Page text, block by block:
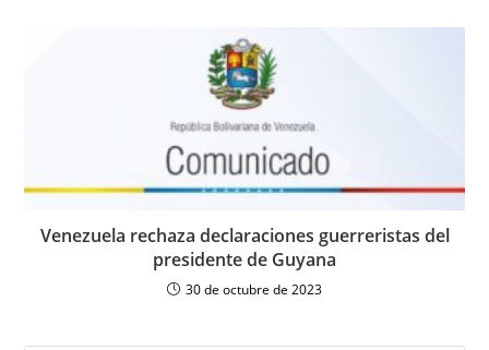
Venezuela rechaza declaraciones guerreristas del
presidente de Guyana
30 de octubre de 2023